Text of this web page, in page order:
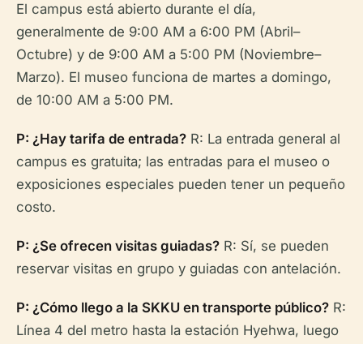
El campus está abierto durante el día,
generalmente de 9:00 AM a 6:00 PM (Abril–
Octubre) y de 9:00 AM a 5:00 PM (Noviembre–
Marzo). El museo funciona de martes a domingo,
de 10:00 AM a 5:00 PM.
P: ¿Hay tarifa de entrada? R: La entrada general al
campus es gratuita; las entradas para el museo o
exposiciones especiales pueden tener un pequeño
costo.
P: ¿Se ofrecen visitas guiadas? R: Sí, se pueden
reservar visitas en grupo y guiadas con antelación.
P: ¿Cómo llego a la SKKU en transporte público? R:
Línea 4 del metro hasta la estación Hyehwa, luego